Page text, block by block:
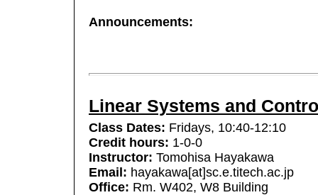
Announcements:
Linear Systems and
Class Dates: Fridays, 10:40-12:10
Credit hours: 1-0-0
Instructor: Tomohisa Hayakawa
Email: hayakawa[at]sc.e.titech.ac.jp
Office: Rm. W402, W8 Building